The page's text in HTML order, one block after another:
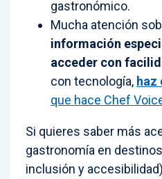
gastronómico.
Mucha atención
información
acceder con
con tecnología, haz
que hace Chef
Si quieres saber más
gastronomía en
inclusión y